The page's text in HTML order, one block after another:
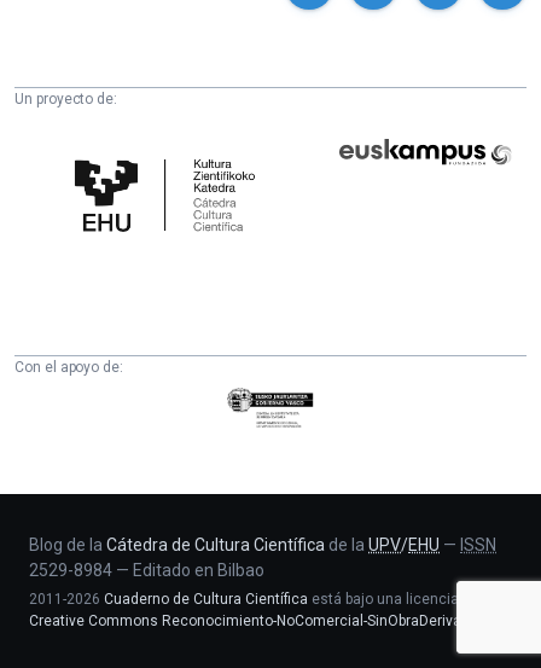
Un proyecto de:
Cultura
Científica
Fundazioa
Con el apoyo de:
Eusko
Jaurlaritza
eta
Berrikuntza
saila
Blog de la Cátedra de Cultura Científica de la UPV/EHU — ISSN
2529-8984 — Editado en Bilbao
2011-2026 Cuaderno de Cultura Científica está bajo una licencia
Creative Commons Reconocimiento-NoComercial-SinObraDerivada 4.0